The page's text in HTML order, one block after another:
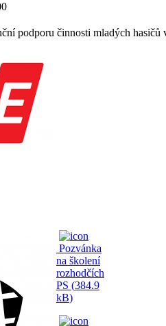
podporu činnosti mladých hasičů
Pozvánka
na školení
rozhodčích
PS (384.9
kB)